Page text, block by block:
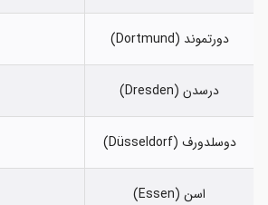
دورتموند (Dortmund)
درسدن (Dresden)
دوسلدورف (Düsseldorf)
اسن (Essen)